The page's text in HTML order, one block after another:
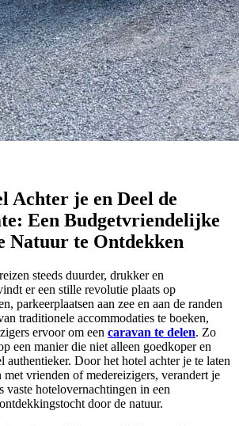
Achter je en Deel de
Een Budgetvriendelijke
Natuur te Ontdekken
steeds duurder, drukker en
er een stille revolutie plaats op
parkeerplaatsen aan zee en aan de randen
traditionele accommodaties te boeken,
ervoor om een caravan te delen. Zo
een manier die niet alleen goedkoper en
authentieker. Door het hotel achter je te laten
met vrienden of medereizigers, verandert je
vaste hotelovernachtingen in een
door de natuur.